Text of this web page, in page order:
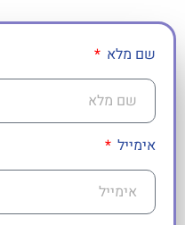
שם מלא
אימייל